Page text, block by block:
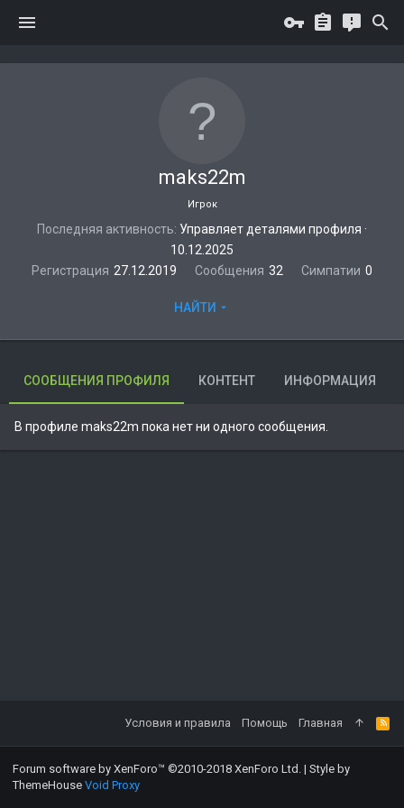
maks22m
Игрок
Последняя активность Управляет деталями профиля ·
10.12.2025
Регистрация 27.12.2019 Сообщения 32 Симпатии 0
НАЙТИ
СООБЩЕНИЯ ПРОФИЛЯ КОНТЕНТ ИНФОРМАЦИЯ
В профиле maks22m пока нет ни одного сообщения.
Условия и правила Помощь Главная
Forum software by XenForo™ ©2010-2018 XenForo Ltd. | Style by
ThemeHouse Void Proxy